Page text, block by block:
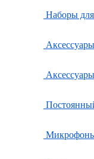
Наборы